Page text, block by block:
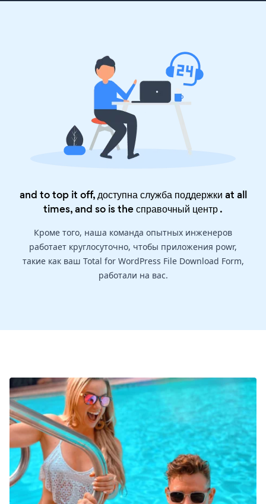
and to top it off, доступна служба поддержки at all
times, and so is theсправочный центр.
Кроме того, наша команда опытных инженеров
работает круглосуточно, чтобы приложения powr,
такие как ваш Total for WordPress File Download Form,
работали на вас.